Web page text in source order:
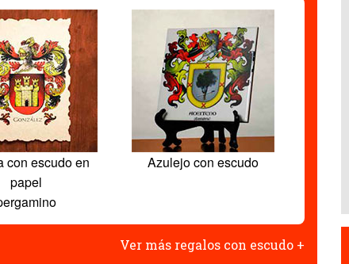
con escudo en
papel
Azulejo con escudo
Ver más regalos con escudo +